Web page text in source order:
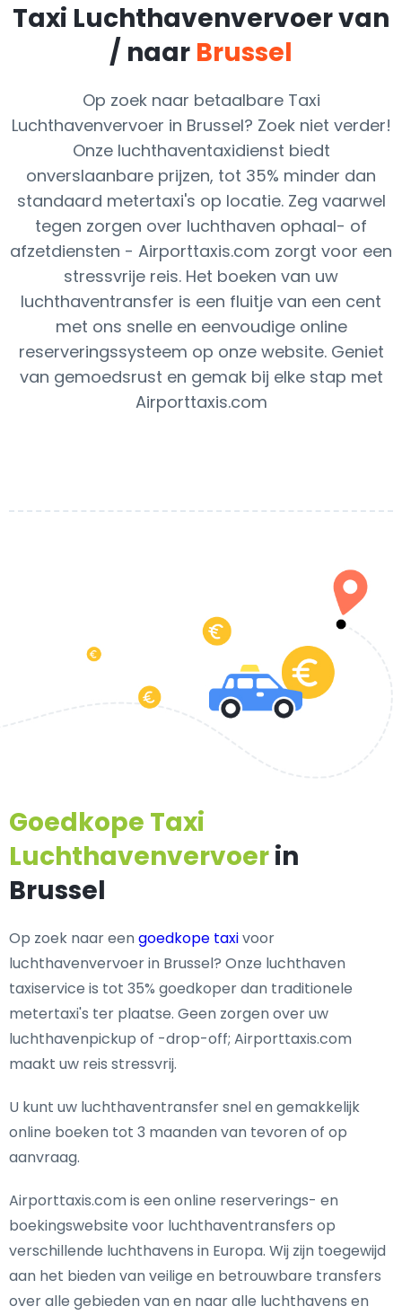
Taxi Luchthavenvervoer van
/ naar Brussel
Op zoek naar betaalbare Taxi
Luchthavenvervoer in Brussel? Zoek niet verder!
Onze luchthaventaxidienst biedt
onverslaanbare prijzen, tot 35% minder dan
standaard metertaxi's op locatie. Zeg vaarwel
tegen zorgen over luchthaven ophaal- of
afzetdiensten - Airporttaxis.com zorgt voor een
stressvrije reis. Het boeken van uw
luchthaventransfer is een fluitje van een cent
met ons snelle en eenvoudige online
reserveringssysteem op onze website. Geniet
van gemoedsrust en gemak bij elke stap met
Airporttaxis.com
Goedkope Taxi
Luchthavenvervoerin
Brussel
Op zoek naar eengoedkope taxivoor
luchthavenvervoer in Brussel? Onze luchthaven
taxiservice is tot 35% goedkoper dan traditionele
metertaxi's ter plaatse. Geen zorgen over uw
luchthavenpickup of -drop-off; Airporttaxis.com
maakt uw reis stressvrij.
U kunt uw luchthaventransfer snel en gemakkelijk
online boeken tot 3 maanden van tevoren of op
aanvraag.
Airporttaxis.com is een online reserverings- en
boekingswebsite voor luchthaventransfers op
verschillende luchthavens in Europa. Wij zijn toegewijd
aan het bieden van veilige en betrouwbare transfers
over alle gebieden van en naar alle luchthavens en